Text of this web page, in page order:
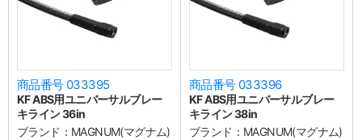
商品番号 033395
KF ABS用ユニバーサルブレー
キライン 36in
ブランド： MAGNUM(マグナム)
商品番号 033396
KF ABS用ユニバーサルブレー
キライン 38in
ブランド： MAGNUM(マグナム)